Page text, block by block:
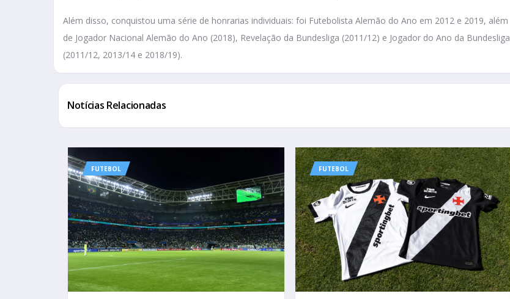
Além disso, conquistou uma série de honrarias individuais: foi Futebolista Alemão do Ano em 2012 e 2019, além
de Jogador Nacional Alemão do Ano (2018), Revelação da Bundesliga (2011/12) e Jogador do Ano da Bundesliga
(2011/12, 2013/14 e 2018/19).
Notícias Relacionadas
FUTEBOL FUTEBOL